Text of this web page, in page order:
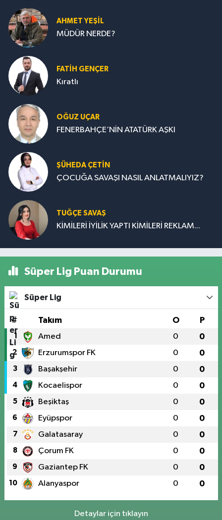
AHMET YEŞİL
MÜDÜR NERDE?
FATIH GENÇER
Kıratlı
OĞUZ UÇAR
FENERBAHÇE’NİN ATATÜRK AŞKI
ŞÜHEDA ÇETİN
ÇOCUĞA SAVAŞI NASIL ANLATMALIYIZ?
TUĞÇE SAVAŞ
KİMİLERİ İYİLİK YAPTI KİMİLERİ REKLAM...
Süper Lig Puan Durumu
Süper Lig
# Takım O P
1 Amed 0 0
2 Erzurumspor FK 0 0
3 Başakşehir 0 0
4 Kocaelispor 0 0
5 Beşiktaş 0 0
6 Eyüpspor 0 0
7 Galatasaray 0 0
8 Çorum FK 0 0
9 Gaziantep FK 0 0
10 Alanyaspor 0 0
Detaylar için tıklayın